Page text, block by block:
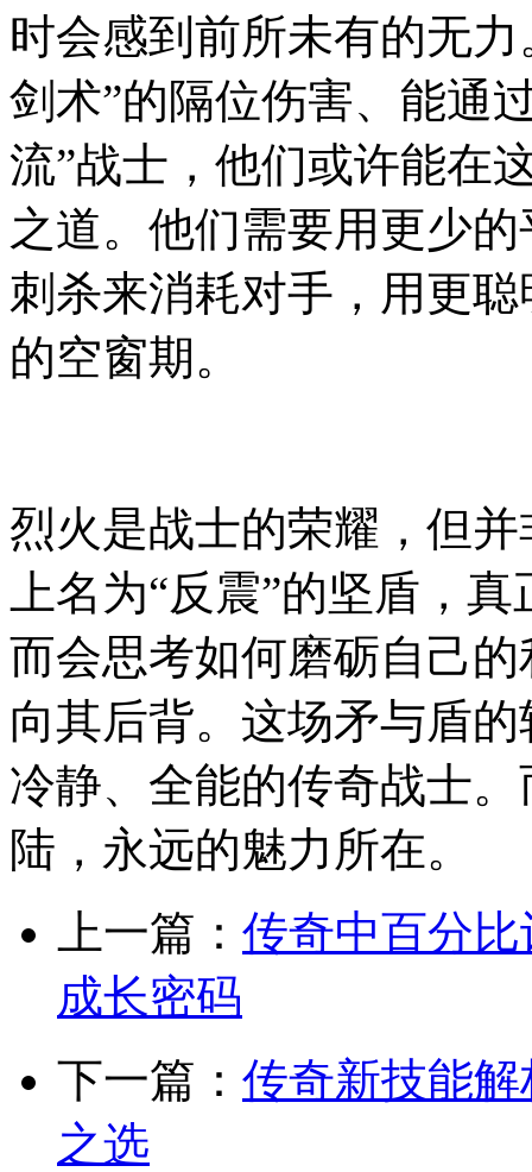
时会感到前所未有的无
剑术”的隔位伤害、能通
流”战士，他们或许能在
之道。他们需要用更少
刺杀来消耗对手，用更
的空窗期。
烈火是战士的荣耀，但
上名为“反震”的坚盾，
而会思考如何磨砺自己
向其后背。这场矛与盾
冷静、全能的传奇战士
陆，永远的魅力所在。
上一篇： 传奇中百分
成长密码
下一篇： 传奇新技能
之选